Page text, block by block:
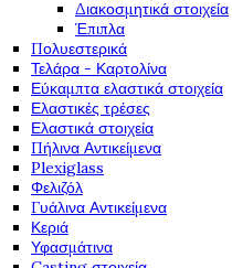
Διακοσμητικά στοιχεία
Έπιπλα
Πολυεστερικά
Τελάρα - Καρτολίνα
Εύκαμπτα ελαστικά στοιχεία
Ελαστικές τρέσες
Ελαστικά στοιχεία
Πήλινα Αντικείμενα
Plexiglass
Φελιζόλ
Γυάλινα Αντικείμενα
Κεριά
Υφασμάτινα